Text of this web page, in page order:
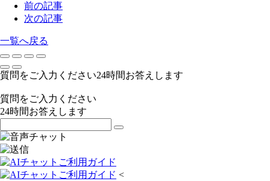
前の記事
次の記事
一覧へ戻る
質問をご入力ください24時間お答えします
質問をご入力ください
24時間お答えします
<